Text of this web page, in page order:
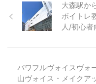
大森駅か
ボイトレ
人/初心者
パワフルヴォイスヴォ
山ヴォイス・メイクア